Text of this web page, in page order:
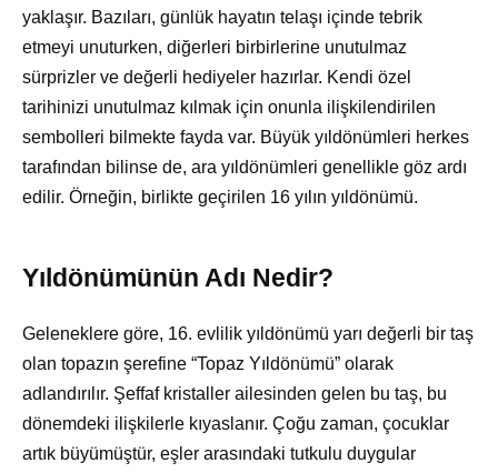
yaklaşır. Bazıları, günlük hayatın telaşı içinde tebrik
etmeyi unuturken, diğerleri birbirlerine unutulmaz
sürprizler ve değerli hediyeler hazırlar. Kendi özel
tarihinizi unutulmaz kılmak için onunla ilişkilendirilen
sembolleri bilmekte fayda var. Büyük yıldönümleri herkes
tarafından bilinse de, ara yıldönümleri genellikle göz ardı
edilir. Örneğin, birlikte geçirilen 16 yılın yıldönümü.
Yıldönümünün Adı Nedir?
Geleneklere göre, 16. evlilik yıldönümü yarı değerli bir taş
olan topazın şerefine “Topaz Yıldönümü” olarak
adlandırılır. Şeffaf kristaller ailesinden gelen bu taş, bu
dönemdeki ilişkilerle kıyaslanır. Çoğu zaman, çocuklar
artık büyümüştür, eşler arasındaki tutkulu duygular